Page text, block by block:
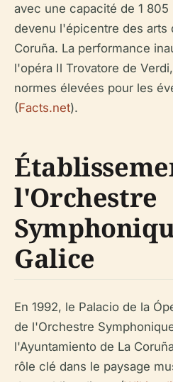
avec une capacité de 1
devenu l'épicentre des arts
Coruña. La performance
l'opéra Il Trovatore de
normes élevées pour les
(Facts.net).
l'Orchestre
Galice
En 1992, le Palacio de la
de l'Orchestre
l'Ayuntamiento de La
rôle clé dans le paysage